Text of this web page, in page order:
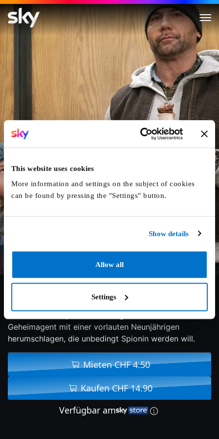
This website uses cookies
More information and settings on the subject of cookies
can be found by pressing the "Settings" button.
Show details
Allow all
Settings
Der Spion von nebenan
Nach einem verpatzten Auftrag muss sich ein
Geheimagent mit einer vorlauten Neunjährigen
herumschlagen, die unbedingt Spionin werden will.
Mieten CHF 4.50
Kaufen CHF 14.90
Verfügbar am